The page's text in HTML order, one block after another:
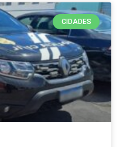
CIDADES